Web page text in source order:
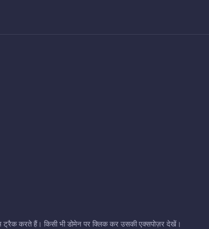
ट्रैक करते हैं। किसी भी डोमेन पर क्लिक कर उसकी एक्सपोज़र देखें।